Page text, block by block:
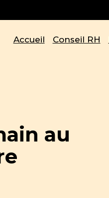
Accueil Conseil RH
au